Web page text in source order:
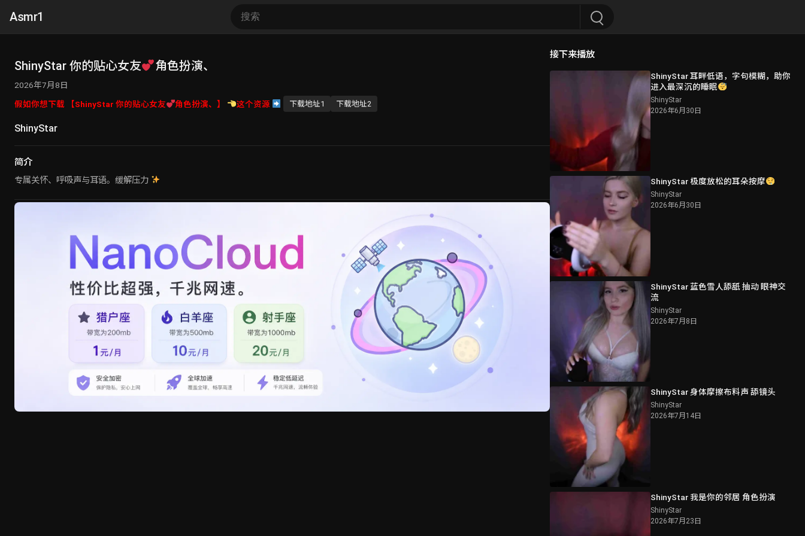
Asmr1
ShinyStar 你的贴心女友 角色扮演、
2026年7月8日
假如你想下载 【ShinyStar 你的贴心女友
角色扮演、】 这个资源 下载地址1 下载地址2
ShinyStar
简介
专属关怀、呼吸声与耳语。缓解压力
接下来播放
ShinyStar 耳畔低语，字句模糊，助你
进入最深沉的睡眠
ShinyStar
2026年6月30日
ShinyStar 极度放松的耳朵按摩
ShinyStar
2026年6月30日
ShinyStar 蓝色雪人舔舐 抽动 眼神交
流
ShinyStar
2026年7月8日
ShinyStar 身体摩擦布料声 舔镜头
ShinyStar
2026年7月14日
ShinyStar 我是你的邻居 角色扮演
ShinyStar
2026年7月23日